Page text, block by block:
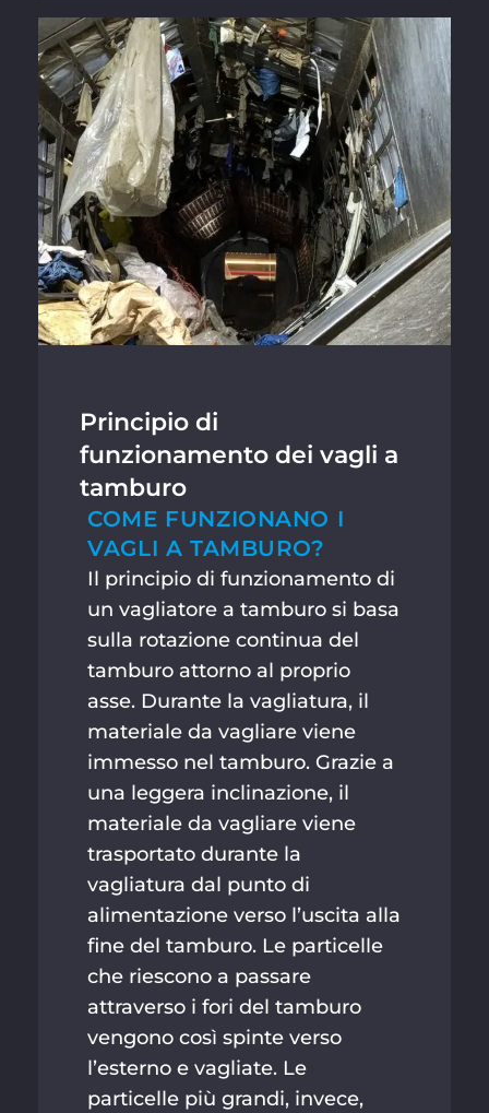
Principio di
funzionamento dei vagli a
tamburo
COME FUNZIONANO I
VAGLI A TAMBURO?
Il principio di funzionamento di
un vagliatore a tamburo si basa
sulla rotazione continua del
tamburo attorno al proprio
asse. Durante la vagliatura, il
materiale da vagliare viene
immesso nel tamburo. Grazie a
una leggera inclinazione, il
materiale da vagliare viene
trasportato durante la
vagliatura dal punto di
alimentazione verso l’uscita alla
fine del tamburo. Le particelle
che riescono a passare
attraverso i fori del tamburo
vengono così spinte verso
l’esterno e vagliate. Le
particelle più grandi, invece,